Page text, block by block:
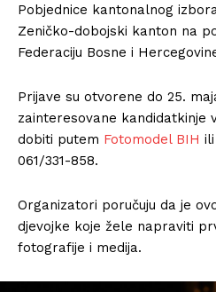
Pobjednice kantonalnog
Zeničko-dobojski kanton na
Federaciju Bosne i
Prijave su otvorene do 25.
zainteresovane kandidatkinje
dobiti putem Fotomodel BIH
061/331-858.
Organizatori poručuju da je
djevojke koje žele napraviti
fotografije i medija.